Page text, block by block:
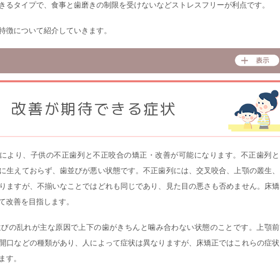
るタイプで、食事と歯磨きの制限を受けないなどストレスフリーが利点です。
徴について紹介していきます。
改善が期待できる症状
より、子供の不正歯列と不正咬合の矯正・改善が可能になります。不正歯列と
生えておらず、歯並びが悪い状態です。不正歯列には、交叉咬合、上顎の叢生、
ますが、不揃いなことではどれも同じであり、見た目の悪さも否めません。床矯
改善を目指します。
の乱れが主な原因で上下の歯がきちんと噛み合わない状態のことです。上顎前
口などの種類があり、人によって症状は異なりますが、床矯正ではこれらの症状
す。